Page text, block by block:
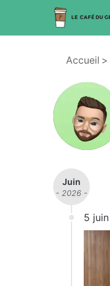
Accueil >
Juin
- 2026 -
5 juin